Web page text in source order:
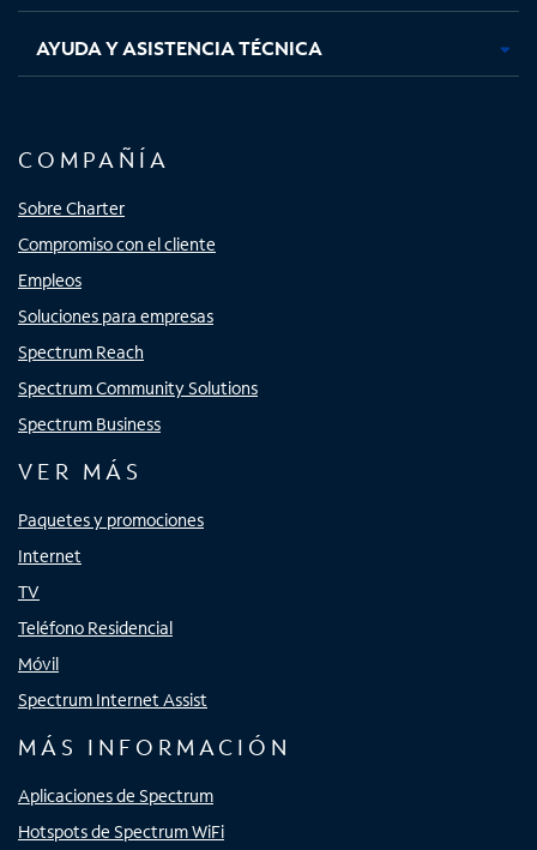
AYUDA Y ASISTENCIA TÉCNICA
COMPAÑÍA
Sobre Charter
Compromiso con el cliente
Empleos
Soluciones para empresas
Spectrum Reach
Spectrum Community Solutions
Spectrum Business
VER MÁS
Paquetes y promociones
Internet
TV
Teléfono Residencial
Móvil
Spectrum Internet Assist
MÁS INFORMACIÓN
Aplicaciones de Spectrum
Hotspots de Spectrum WiFi